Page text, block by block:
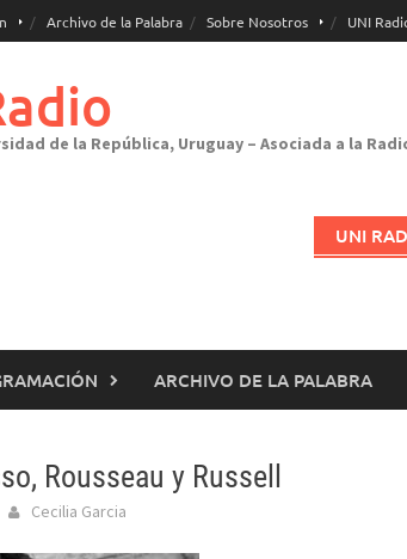
Archivo de la Palabra Sobre Nosotros UNI
de la República, Uruguay – Asociada a la
UNI
ARCHIVO DE LA PALABRA
Rousseau y Russell
Cecilia Garcia